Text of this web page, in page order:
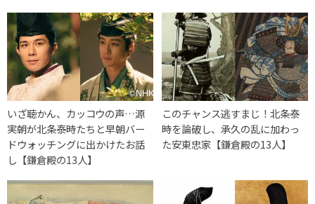
いざ聴かん、カッコウの声…源
実朝が北条泰時たちと早朝バー
ドウォッチングに出かけたお話
し【鎌倉殿の13人】
このチャンス逃すまじ！北条泰
時を論破し、承久の乱に加わっ
た安東忠家【鎌倉殿の13人】